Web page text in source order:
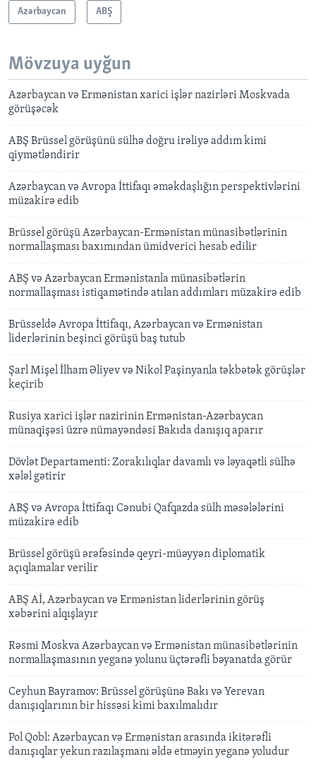
Azərbaycan ABŞ
Mövzuya uyğun
Azərbaycan və Ermənistan xarici işlər nazirləri Moskvada
görüşəcək
ABŞ Brüssel görüşünü sülhə doğru irəliyə addım kimi
qiymətləndirir
Azərbaycan və Avropa İttifaqı əməkdaşlığın perspektivlərini
müzakirə edib
Brüssel görüşü Azərbaycan-Ermənistan münasibətlərinin
normallaşması baxımından ümidverici hesab edilir
ABŞ və Azərbaycan Ermənistanla münasibətlərin
normallaşması istiqamətində atılan addımları müzakirə edib
Brüsseldə Avropa İttifaqı, Azərbaycan və Ermənistan
liderlərinin beşinci görüşü baş tutub
Şarl Mişel İlham Əliyev və Nikol Paşinyanla təkbətək görüşlər
keçirib
Rusiya xarici işlər nazirinin Ermənistan-Azərbaycan
münaqişəsi üzrə nümayəndəsi Bakıda danışıq aparır
Dövlət Departamenti: Zorakılıqlar davamlı və ləyaqətli sülhə
xələl gətirir
ABŞ və Avropa İttifaqı Cənubi Qafqazda sülh məsələlərini
müzakirə edib
Brüssel görüşü ərəfəsində qeyri-müəyyən diplomatik
açıqlamalar verilir
ABŞ Aİ, Azərbaycan və Ermənistan liderlərinin görüş
xəbərini alqışlayır
Rəsmi Moskva Azərbaycan və Ermənistan münasibətlərinin
normallaşmasının yeganə yolunu üçtərəfli bəyanatda görür
Ceyhun Bayramov: Brüssel görüşünə Bakı və Yerevan
danışıqlarının bir hissəsi kimi baxılmalıdır
Pol Qobl: Azərbaycan və Ermənistan arasında ikitərəfli
danışıqlar yekun razılaşmanı əldə etməyin yeganə yoludur